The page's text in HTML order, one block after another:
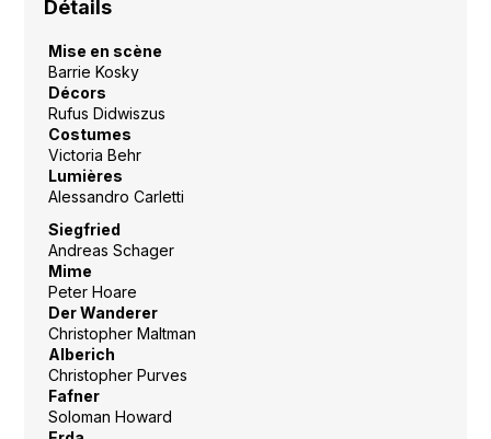
Détails
Mise en scène
Barrie Kosky
Décors
Rufus Didwiszus
Costumes
Victoria Behr
Lumières
Alessandro Carletti
Siegfried
Andreas Schager
Mime
Peter Hoare
Der Wanderer
Christopher Maltman
Alberich
Christopher Purves
Fafner
Soloman Howard